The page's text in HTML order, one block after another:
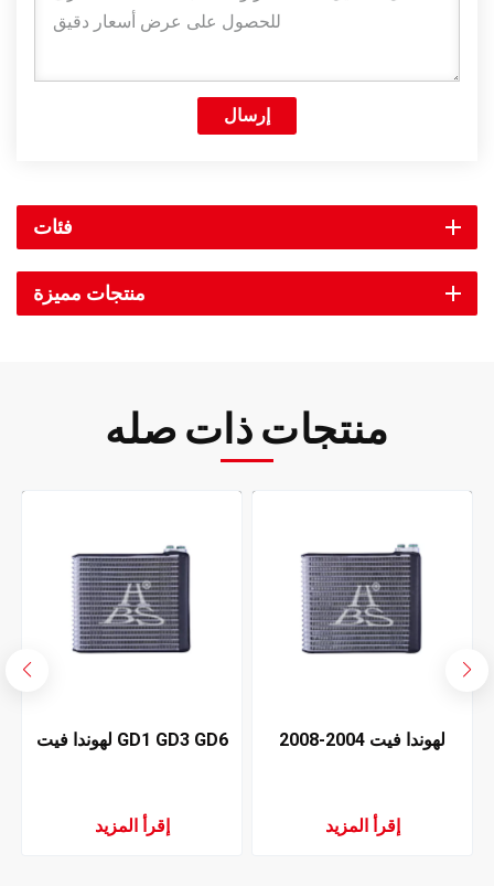
إرسال
فئات
منتجات مميزة
منتجات ذات صله
لهوندا فيت GD1 GD3 GD6
إقرأ المزيد
لهوندا فيت 2004-2008
إقرأ المزيد